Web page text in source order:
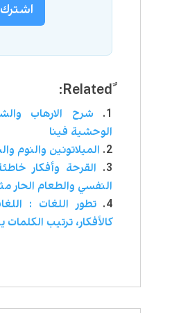
اشترك
ٌRelated:
شرح الارهاب
الوحشية فينا
الميلاتونين والنوم
القرحة وأفكار
النفسي والطعام الحار
تطور اللغات :
كالأفكار، ترتيب